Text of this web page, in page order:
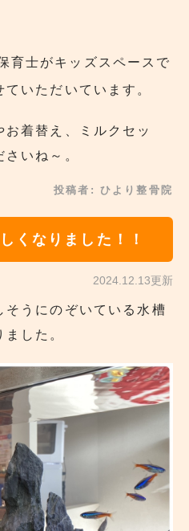
育士がキッズスペースで
いただいています。
着替え、ミルクセッ
いね～。
投稿者: ひより整骨院
くなりました！！
2024.12.13更新
そうにのぞいている水槽
した。